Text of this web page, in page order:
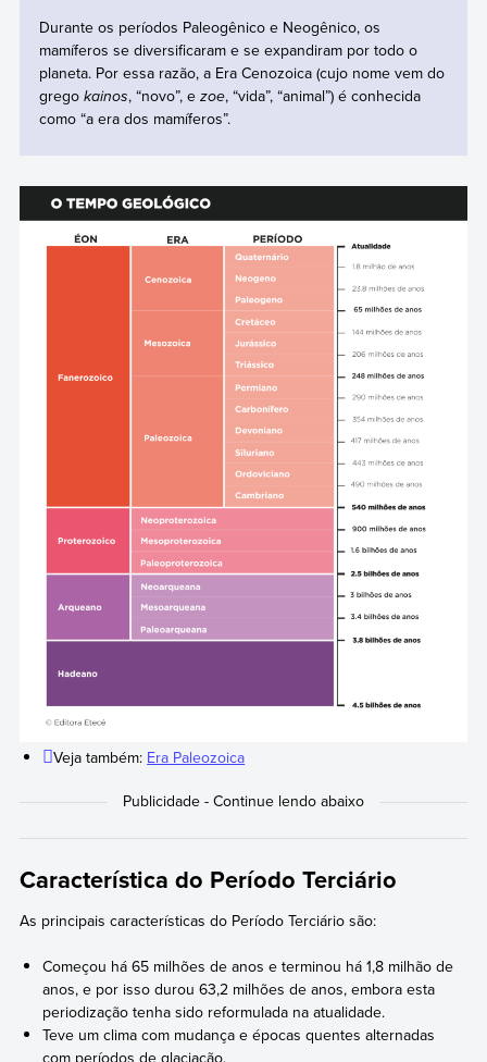
Durante os períodos Paleogênico e Neogênico, os
mamíferos se diversificaram e se expandiram por todo o
planeta. Por essa razão, a Era Cenozoica (cujo nome vem do
gregokainos, “novo”, e zoe, “vida”, “animal”) é conhecida
como “a era dos mamíferos”.
Veja também: Era Paleozoica
Característica do Período Terciário
As principais características do Período Terciário são:
Começou há 65 milhões de anos e terminou há 1,8 milhão de
anos, e por isso durou 63,2 milhões de anos, embora esta
periodização tenha sido reformulada na atualidade.
Teve um clima com mudança e épocas quentes alternadas